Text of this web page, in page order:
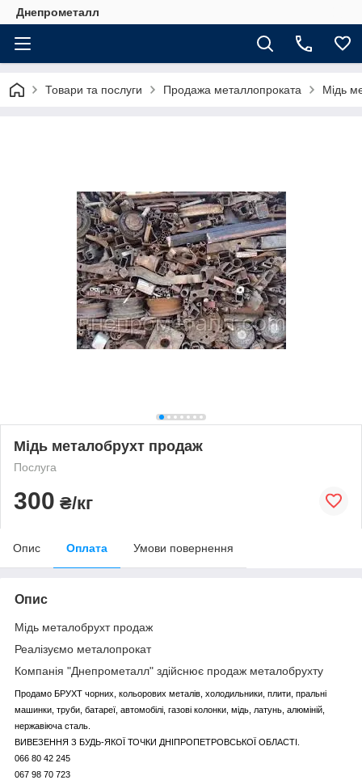
Днепрометалл
Товари та послуги Продажа металлопроката Мідь
Мідь металобрухт продаж
Послуга
300 ₴/кг
Опис Оплата Умови повернення
Опис
Мідь металобрухт продаж
Реалізуємо металопрокат
Компанія "Днепрометалл" здійснює продаж металобрухту
Продамо БРУХТ чорних, кольорових металів, холодильники, плити, пральні
машинки, труби, батареї, автомобілі, газові колонки, мідь, латунь, алюміній,
нержавіюча сталь.
ВИВЕЗЕННЯ З БУДЬ-ЯКОЇ ТОЧКИ ДНІПРОПЕТРОВСЬКОЇ ОБЛАСТІ.
066 80 42 245
067 98 70 723